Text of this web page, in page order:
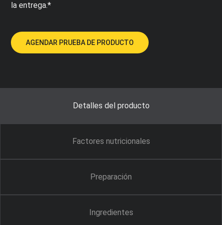
la entrega.*
AGENDAR PRUEBA DE PRODUCTO
Detalles del producto
Factores nutricionales
Preparación
Ingredientes